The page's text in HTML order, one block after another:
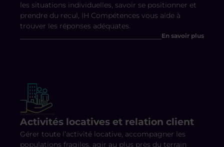
les situations individuelles, savoir se positionner et
prendre du recul, IH Compétences vous aide à
trouver les réponses adéquates.
En savoir plus
Activités locatives et relation client
Gérer toute l’activité locative, accompagner les
populations fragiles, agir au plus près du terrain